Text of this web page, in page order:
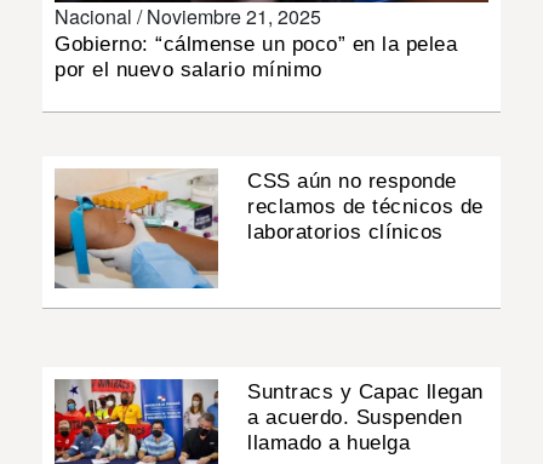
Nacional /Noviembre 21, 2025
Gobierno: “cálmense un poco” en la pelea
por el nuevo salario mínimo
CSS aún no responde
reclamos de técnicos de
laboratorios clínicos
Suntracs y Capac llegan
a acuerdo. Suspenden
llamado a huelga